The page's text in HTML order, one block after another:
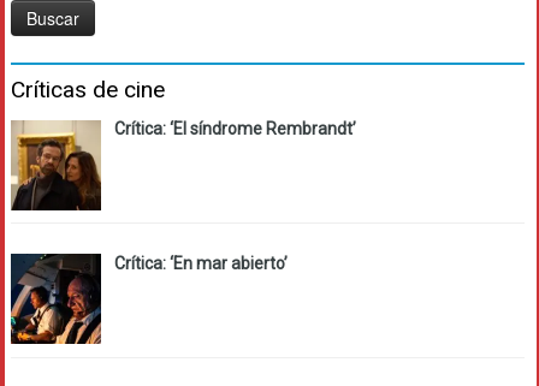
Críticas de cine
Crítica: ‘El síndrome Rembrandt’
Crítica: ‘En mar abierto’